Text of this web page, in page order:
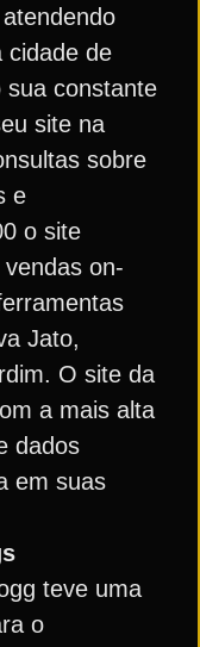
cidade de
sua constante
site na
sobre
e
o site
on-
Jato,
O site da
a mais alta
dados
em suas
teve uma
o